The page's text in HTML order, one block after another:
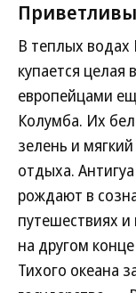
В теплых водах
купается целая
европейцами
Колумба. Их
зелень и
отдыха.
рождают в
путешествиях и
на другом
Тихого океана